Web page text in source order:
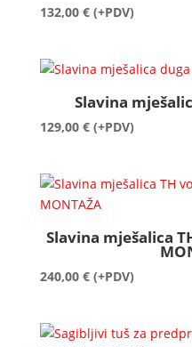
132,00 € (+PDV)
Slavina
129,00 € (+PDV)
Slavina mješalica
240,00 € (+PDV)